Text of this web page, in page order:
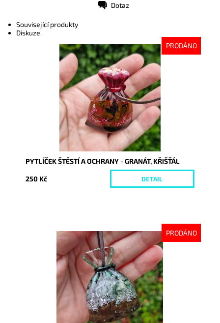
Dotaz
Související produkty
Diskuze
PRODÁNO
Dostupnost:
Vyprodáno
10276
PYTLÍČEK ŠTĚSTÍ A OCHRANY - GRANÁT, KŘIŠŤÁL
250 Kč DETAIL
PRODÁNO
Dostupnost:
Vyprodáno
10375